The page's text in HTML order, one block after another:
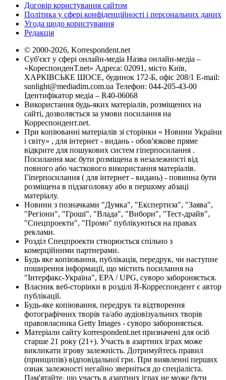
Договір користування сайтом
Політика у сфері конфіденційності і персональних даних
Угода щодо користування
Редакція
© 2000-2026, Korrespondent.net
Суб'єкт у сфері онлайн-медіа Назва онлайн-медіа –
«КореспонденТ.net» Адреса: 02091, місто Київ,
ХАРКІВСЬКЕ ШОСЕ, будинок 172-Б, офіс 208/1 E-mail:
sunlight@mediadim.com.ua Телефон: 044-205-43-00
Ідентифікатор медіа – R40-06068
Використання будь-яких матеріалів, розміщених на
сайті, дозволяється за умови посилання на
Корреспондент.net.
При копіюванні матеріалів зі сторінки « Новини України
і світу» , для інтернет - видань - обов'язкове пряме
відкрите для пошукових систем гіперпосилання .
Посилання має бути розміщена в незалежності від
повного або часткового використання матеріалів.
Гіперпосилання ( для інтернет - видань) - повинна бути
розміщена в підзаголовку або в першому абзаці
матеріалу.
Новини з позначками "Думка", "Експертиза", "Заява",
"Регіони", "Гроші", "Влада", "Вибори", "Тест-драйв",
"Спецпроекти", "Промо" публікуються на правах
реклами.
Розділ Спецпроекти створюється спільно з
комерційними партнерами.
Будь яке копіювання, публікація, передрук, чи наступне
поширення інформації, що містить посилання на
"Інтерфакс-Україна", EPA / UPG, суворо забороняється.
Власник веб-сторінки в розділі Я-Корреспондент є автор
публікації.
Будь-яке копіювання, передрук та відтворення
фотографічних творів та/або аудіовізуальних творів
правовласника Getty Images - суворо забороняється.
Матеріали сайту korrespondent.net призначені для осіб
старше 21 року (21+). Участь в азартних іграх може
викликати ігрову залежність. Дотримуйтесь правил
(принципів) відповідальної гри. При виявленні перших
ознак залежності негайно зверніться до спеціаліста.
Пам'ятайте, що участь в азартних іграх не може бути